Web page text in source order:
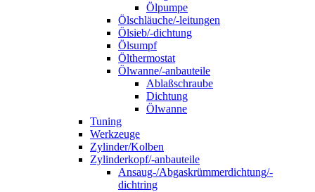
Ölpumpe
Ölschläuche/-leitungen
Ölsieb/-dichtung
Ölsumpf
Ölthermostat
Ölwanne/-anbauteile
Ablaßschraube
Dichtung
Ölwanne
Tuning
Werkzeuge
Zylinder/Kolben
Zylinderkopf/-anbauteile
Ansaug-/Abgaskrümmerdichtung/-
dichtring